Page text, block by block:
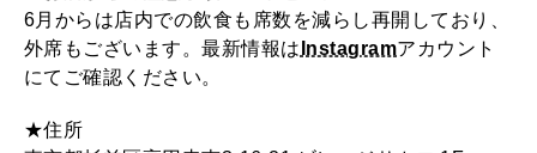
6月からは店内での飲食も席数を減らし再開しており、
外席もございます。最新情報は Instagramアカウント
にてご確認ください。
★住所